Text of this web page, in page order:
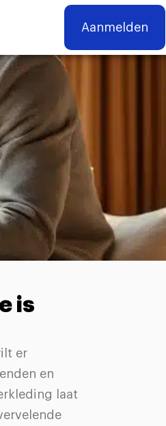
Aanmelden
is
er
en
laat